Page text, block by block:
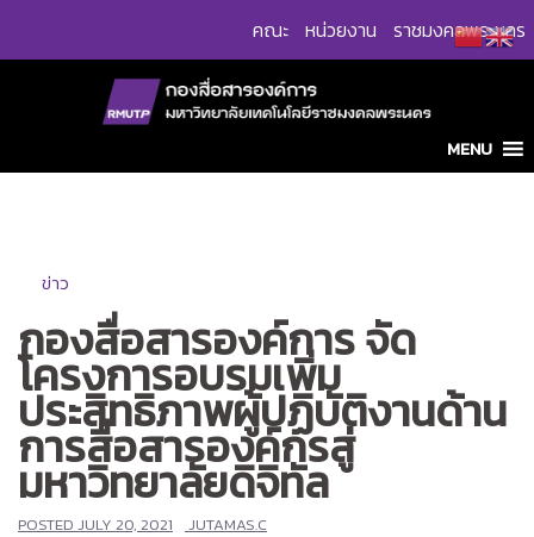
คณะ หน่วยงาน ราชมงคลพระนคร
MENU
ข่าว
กองสื่อสารองค์การ จัด
โครงการอบรมเพิ่ม
ประสิทธิภาพผู้ปฏิบัติงานด้าน
การสื่อสารองค์กรสู่
มหาวิทยาลัยดิจิทัล
POSTED JULY 20, 2021 JUTAMAS.C